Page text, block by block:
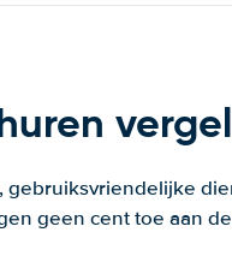
geen cent toe aan